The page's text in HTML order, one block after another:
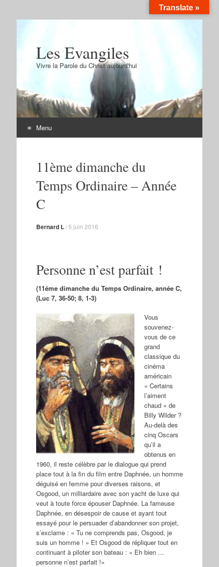
Les Evangiles
Vivre la Parole du Christ aujourd'hui
Menu
contenu11ème dimanche du
Temps Ordinaire – Année
C
Bernard L/ 5 juin 2016
Personne n’est parfait !
(11éme dimanche du Temps Ordinaire, année C,
(Luc 7, 36-50; 8, 1-3)
Vous
souvenez-
vous de ce
grand
classique du
cinéma
américain
« Certains
l’aiment
chaud » de
Billy Wilder ?
Au-delà des
cinq Oscars
qu’il a
obtenus en
1960, il reste célèbre par le dialogue qui prend
place tout à la fin du film entre Daphnée, un homme
déguisé en femme pour diverses raisons, et
Osgood, un milliardaire avec son yacht de luxe qui
veut à toute force épouser Daphnée. La fameuse
Daphnée, en désespoir de cause et ayant tout
essayé pour le persuader d’abandonner son projet,
s’exclame : « Tu ne comprends pas, Osgood, je
suis un homme ! » Et Osgood de répliquer tout en
continuant à piloter son bateau : « Eh bien …
personne n’est parfait !»
Translate »